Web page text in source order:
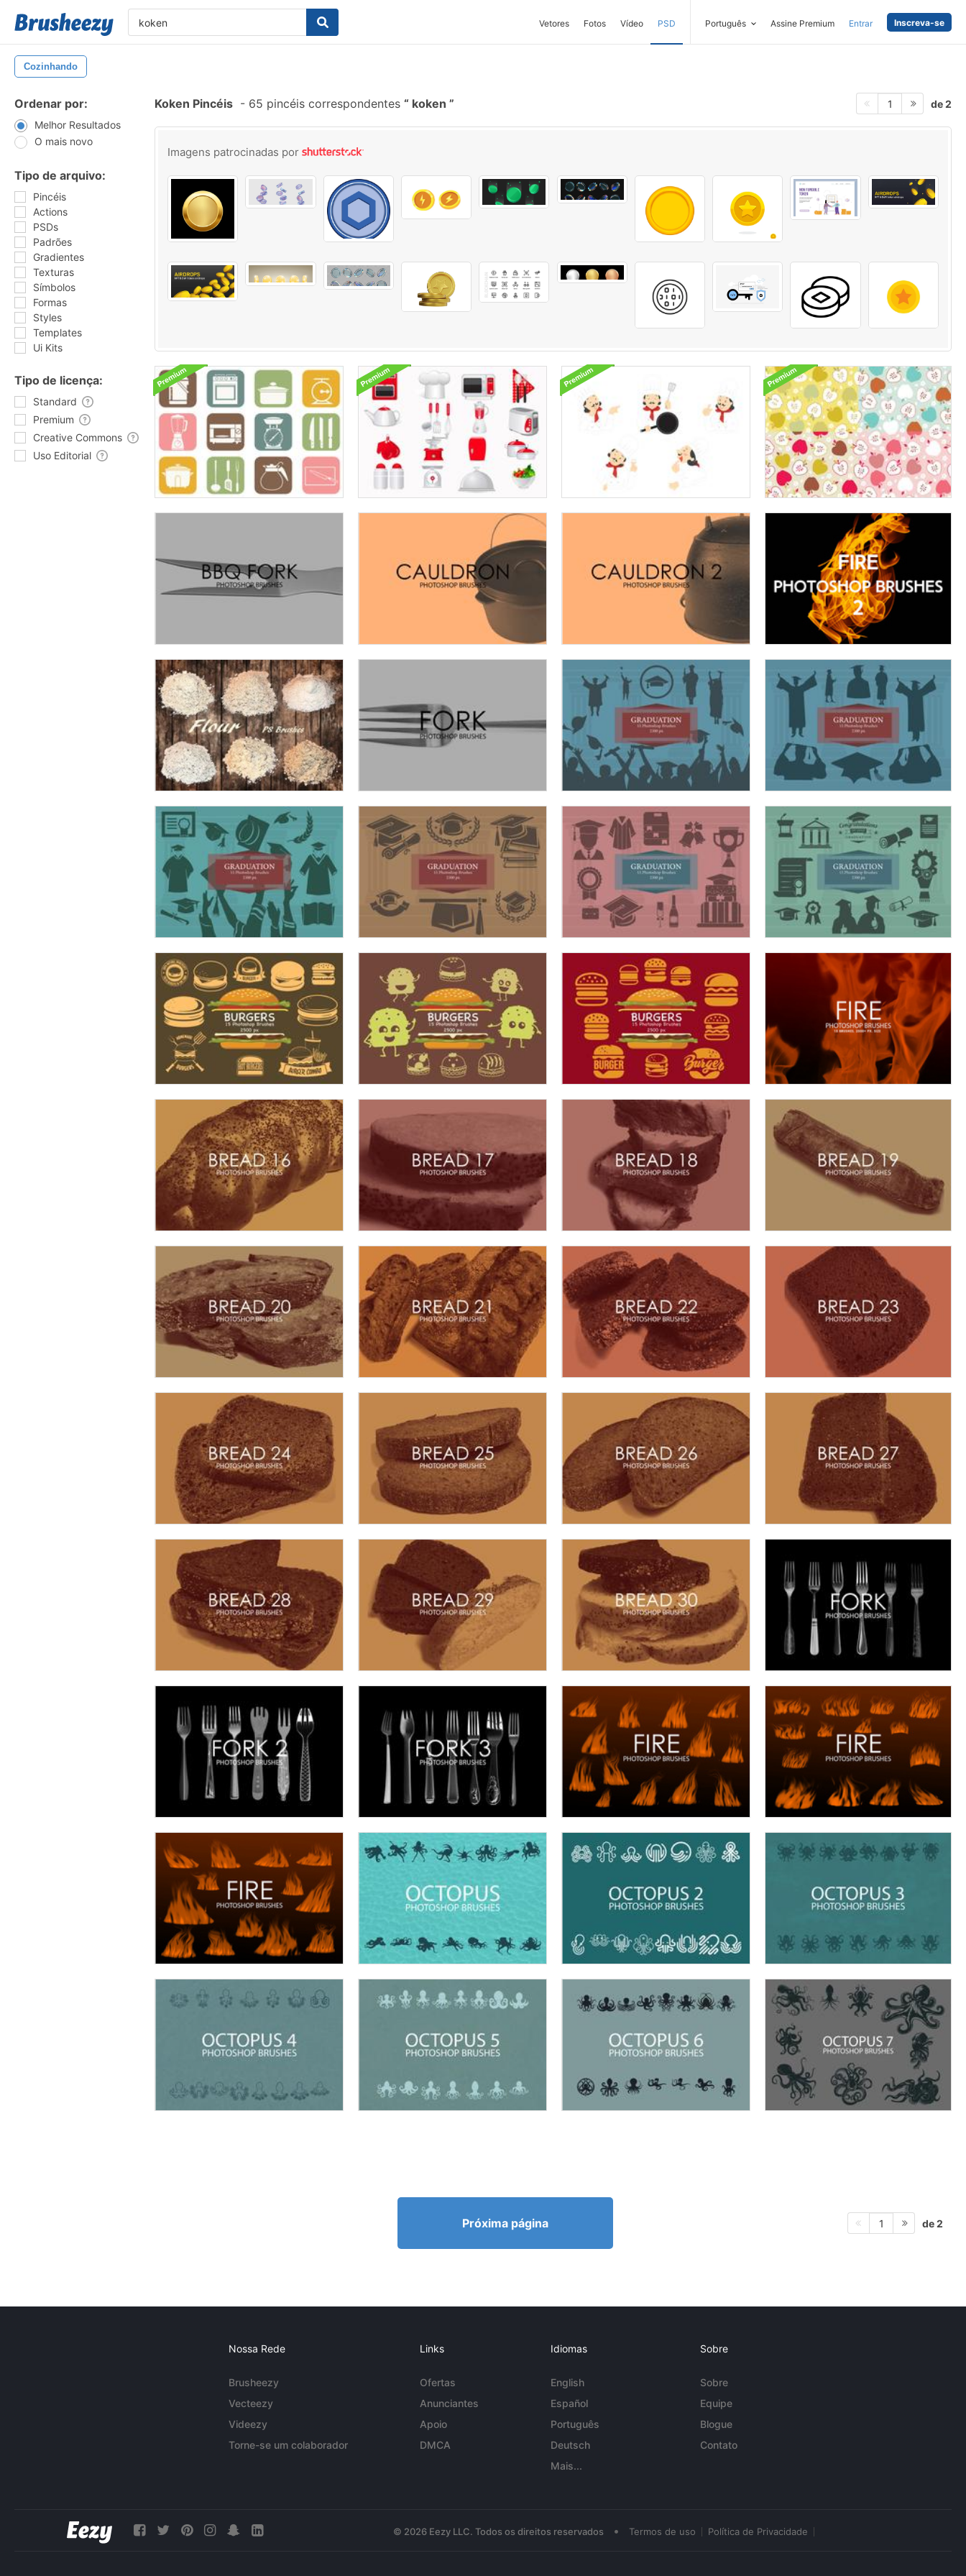
Vetores Fotos Vídeo PSD Português Assine Premium Entrar Inscreva-se
Cozinhando
Ordenar por:
Melhor Resultados
O mais novo
Tipo de arquivo:
Pincéis
Actions
PSDs
Padrões
Gradientes
Texturas
Símbolos
Formas
Styles
Templates
Ui Kits
Tipo de licença:
Standard
Premium
Creative Commons
Uso Editorial
Koken Pincéis - 65 pincéis correspondentes koken 1 de 2
Imagens patrocinadas por
Próxima página 1 de 2
Nossa Rede
Brusheezy
Vecteezy
Videezy
Torne-se um colaborador
Links
Ofertas
Anunciantes
Apoio
DMCA
Idiomas
English
Español
Português
Deutsch
Mais...
Sobre
Sobre
Equipe
Blogue
Contato
© 2026 Eezy LLC. Todos os direitos reservados • Termos de uso Política de Privacidade